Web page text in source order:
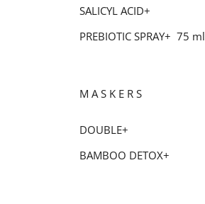
SALICYL ACID+
PREBIOTIC SPRAY+ 75 ml
M A S K E R S
DOUBLE+
BAMBOO DETOX+